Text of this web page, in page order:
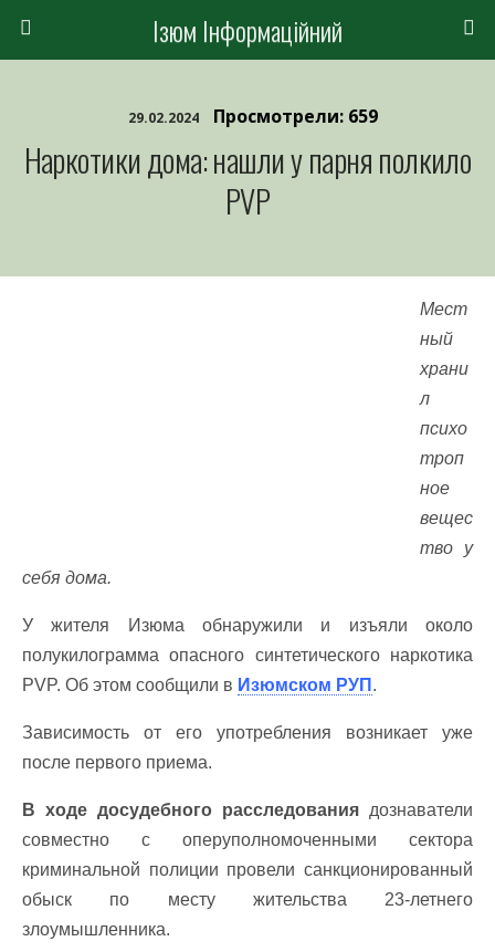
Ізюм Інформаційний
29.02.2024 Просмотрели: 659
Наркотики дома: нашли у парня полкило
PVP
Мест
ный
храни
л
психо
троп
ное
вещес
тво у
себя дома.
У жителя Изюма обнаружили и изъяли около
полукилограмма опасного синтетического наркотика
PVP. Об этом сообщили в Изюмском РУП .
Зависимость от его употребления возникает уже
после первого приема.
В ходе досудебного расследования дознаватели
совместно с оперуполномоченными сектора
криминальной полиции провели санкционированный
обыск по месту жительства 23-летнего
злоумышленника.